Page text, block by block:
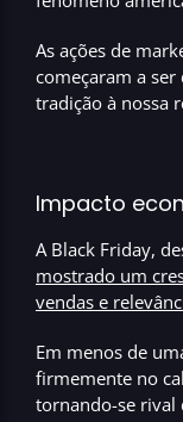
As ações de
começaram a ser
tradição à nossa
Impacto
A Black Friday,
mostrado um
vendas e
Em menos de
firmemente no
tornando-se rival